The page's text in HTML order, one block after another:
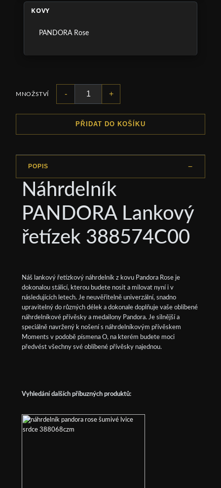
KOVY
PANDORA Rose
MNOŽSTVÍ - +
PŘIDAT DO KOŠÍKU
POPIS
Náhrdelník
PANDORA Lankový
řetízek 388574C00
Náš lankový řetízkový náhrdelník z kovu Pandora Rose je
dokonalou stálicí, kterou budete nosit a milovat nyní i v
následujících letech. Je neuvěřitelně univerzální, snadno
upravitelný do různých délek a dokonale doplňuje vaše oblíbené
náhrdelníkové přívěsky a medailony Pandora. Je silnější a
speciálně navržený k nošení s náhrdelníkovým přívěskem
Moments v podobě písmena O, na kterém budete moci
předvést všechny své oblíbené přívěsky najednou.
Vyhledání dalších příbuzných produktů: